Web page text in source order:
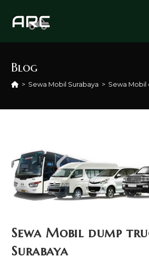
Blog
> Sewa Mobil Surabaya > Sewa Mobil
Sewa Mobil dump
Surabaya